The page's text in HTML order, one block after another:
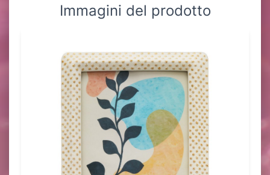
Immagini del prodotto